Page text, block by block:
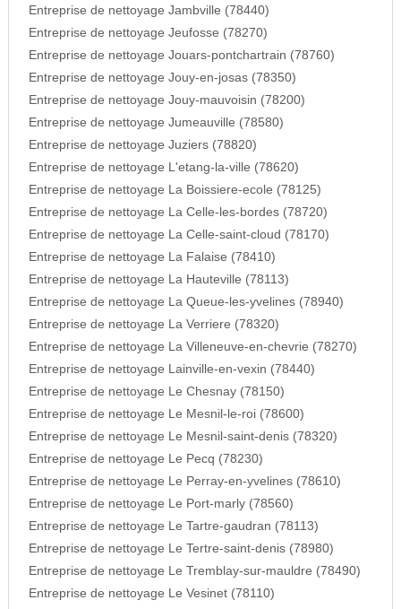
Entreprise de nettoyage Jambville (78440)
Entreprise de nettoyage Jeufosse (78270)
Entreprise de nettoyage Jouars-pontchartrain (78760)
Entreprise de nettoyage Jouy-en-josas (78350)
Entreprise de nettoyage Jouy-mauvoisin (78200)
Entreprise de nettoyage Jumeauville (78580)
Entreprise de nettoyage Juziers (78820)
Entreprise de nettoyage L'etang-la-ville (78620)
Entreprise de nettoyage La Boissiere-ecole (78125)
Entreprise de nettoyage La Celle-les-bordes (78720)
Entreprise de nettoyage La Celle-saint-cloud (78170)
Entreprise de nettoyage La Falaise (78410)
Entreprise de nettoyage La Hauteville (78113)
Entreprise de nettoyage La Queue-les-yvelines (78940)
Entreprise de nettoyage La Verriere (78320)
Entreprise de nettoyage La Villeneuve-en-chevrie (78270)
Entreprise de nettoyage Lainville-en-vexin (78440)
Entreprise de nettoyage Le Chesnay (78150)
Entreprise de nettoyage Le Mesnil-le-roi (78600)
Entreprise de nettoyage Le Mesnil-saint-denis (78320)
Entreprise de nettoyage Le Pecq (78230)
Entreprise de nettoyage Le Perray-en-yvelines (78610)
Entreprise de nettoyage Le Port-marly (78560)
Entreprise de nettoyage Le Tartre-gaudran (78113)
Entreprise de nettoyage Le Tertre-saint-denis (78980)
Entreprise de nettoyage Le Tremblay-sur-mauldre (78490)
Entreprise de nettoyage Le Vesinet (78110)